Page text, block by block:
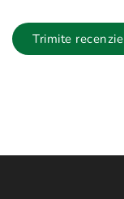
Trimite recenzie